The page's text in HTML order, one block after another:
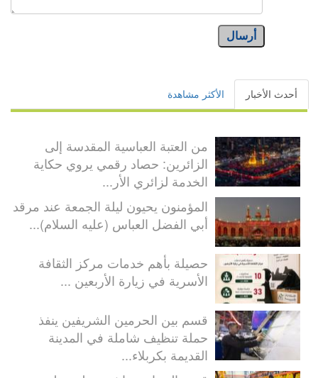
أرسال
أحدث الأخبار الأكثر مشاهدة
من العتبة العباسية المقدسة إلى
الزائرين: حصاد رقمي يروي حكاية
الخدمة لزائري الأر...
المؤمنون يحيون ليلة الجمعة عند مرقد
أبي الفضل العباس (عليه السلام)...
حصيلة بأهم خدمات مركز الثقافة
الأسرية في زيارة الأربعين ...
قسم بين الحرمين الشريفين ينفذ
حملة تنظيف شاملة في المدينة
القديمة بكربلاء...